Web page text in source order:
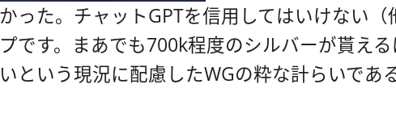
った。チャットGPTを信用してはいけない
です。まあでも700k程度のシルバーが貰え
という現況に配慮したWGの粋な計らいである